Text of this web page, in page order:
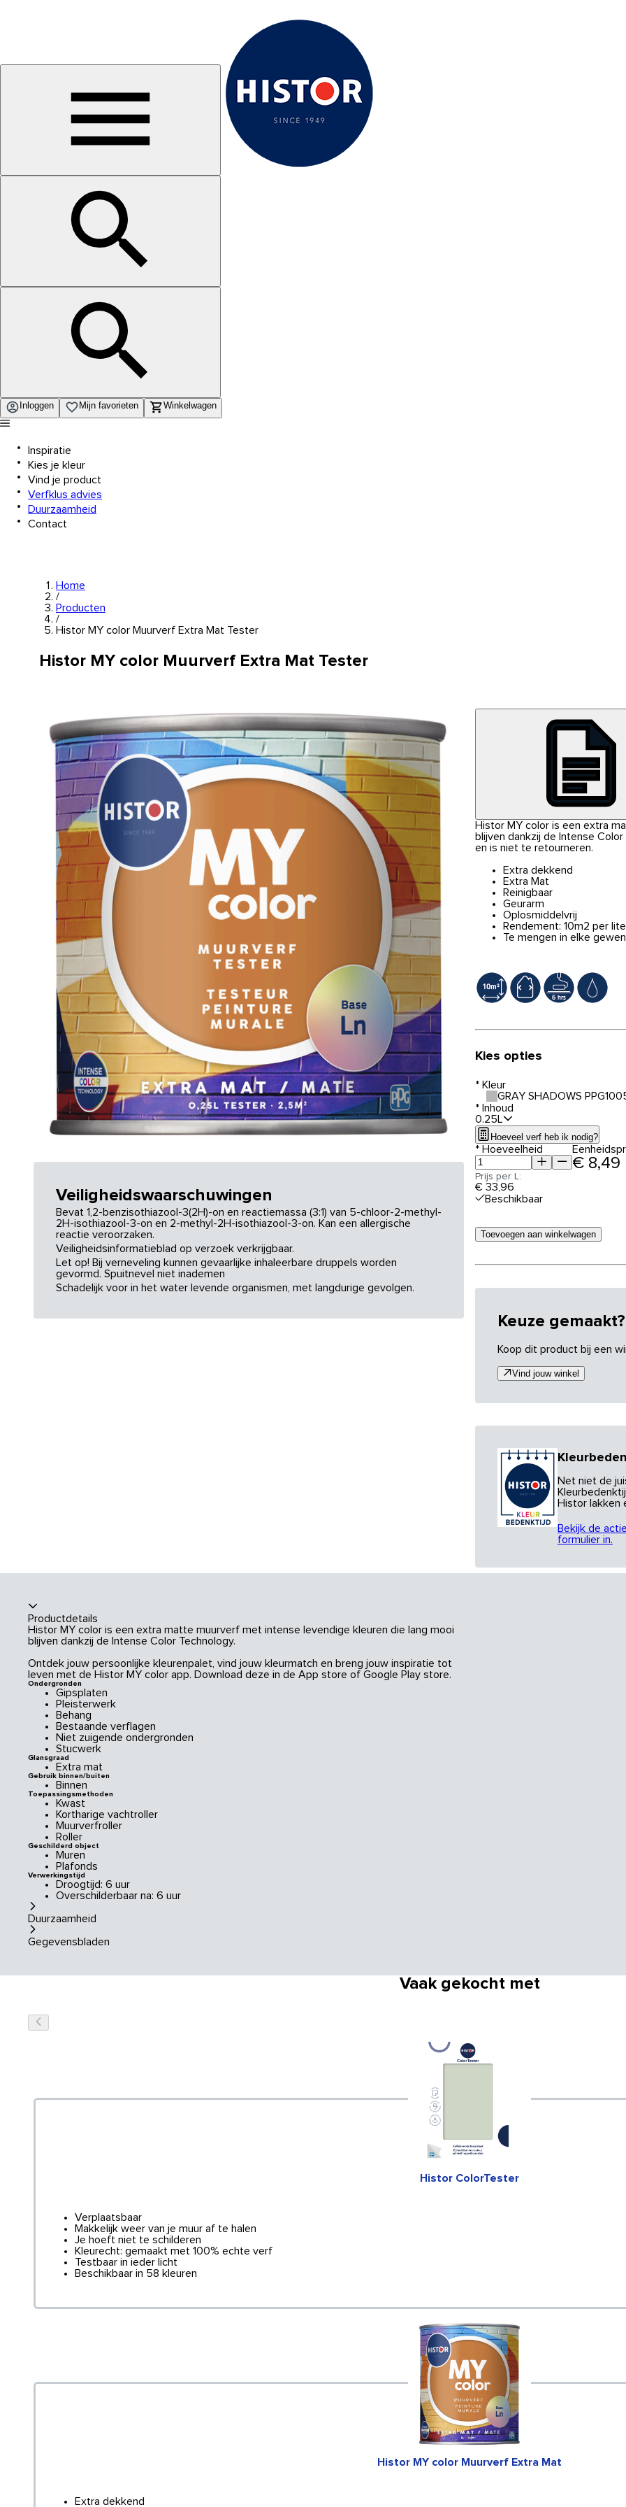
Inloggen Mijn favorieten Winkelwagen
Inspiratie
Kies je kleur
Vind je product
Verfklus advies
Duurzaamheid
Contact
Home
/
Producten
/
Histor MY color Muurverf Extra Mat Tester
Histor MY color Muurverf Extra Mat Tester
Veiligheidswaarschuwingen
Bevat 1,2-benzisothiazool-3(2H)-on en reactiemassa (3:1) van 5-chloor-2-methyl-
2H-isothiazool-3-on en 2-methyl-2H-isothiazool-3-on. Kan een allergische
reactie veroorzaken.
Veiligheidsinformatieblad op verzoek verkrijgbaar.
Let op! Bij verneveling kunnen gevaarlijke inhaleerbare druppels worden
gevormd. Spuitnevel niet inademen
Schadelijk voor in het water levende organismen, met langdurige gevolgen.
Histor MY color is een extra
blijven dankzij de Intense
en is niet te retourneren.
Extra dekkend
Extra Mat
Reinigbaar
Geurarm
Oplosmiddelvrij
Rendement: 10m2 per
Te mengen in elke
Kies opties
* Kleur
GRAY SHADOWS
* Inhoud
0.25L
Hoeveel verf heb ik nodig?
* Hoeveelheid
€ 8,49
Prijs per L:
€ 33,96
Beschikbaar
Toevoegen aan winkelwagen
Keuze gemaakt?
Koop dit product bij een
Vind jouw winkel
Net niet de
Histor lakken
Bekijk de
formulier in.
Productdetails
Histor MY color is een extra matte muurverf met intense levendige kleuren die lang mooi
blijven dankzij de Intense Color Technology.
Ontdek jouw persoonlijke kleurenpalet, vind jouw kleurmatch en breng jouw inspiratie tot
leven met de Histor MY color app. Download deze in de App store of Google Play store.
Ondergronden
Gipsplaten
Pleisterwerk
Behang
Bestaande verflagen
Niet zuigende ondergronden
Stucwerk
Glansgraad
Extra mat
Gebruik binnen/buiten
Binnen
Toepassingsmethoden
Kwast
Kortharige vachtroller
Muurverfroller
Roller
Geschilderd object
Muren
Plafonds
Verwerkingstijd
Droogtijd: 6 uur
Overschilderbaar na: 6 uur
Duurzaamheid
Gegevensbladen
Vaak gekocht met
Histor ColorTester
Verplaatsbaar
Makkelijk weer van je muur af te halen
Je hoeft niet te schilderen
Kleurecht: gemaakt met 100% echte verf
Testbaar in ieder licht
Beschikbaar in 58 kleuren
Histor MY color Muurverf Extra Mat
Extra dekkend